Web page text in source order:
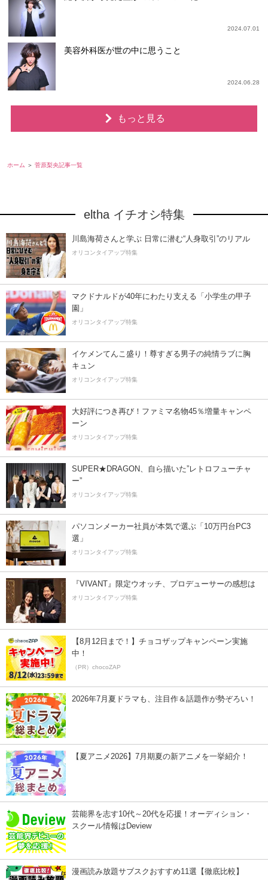
2024.07.01
美容外科医が世の中に思うこと
2024.06.28
もっと見る
ホーム 菅原梨央記事一覧
eltha イチオシ特集
川島海荷さんと学ぶ 日常に潜む“人身取引”のリアル
オリコンタイアップ特集
マクドナルドが40年にわたり支える「小学生の甲子
園」
オリコンタイアップ特集
イケメンてんこ盛り！尊すぎる男子の純情ラブに胸
キュン
オリコンタイアップ特集
大好評につき再び！ファミマ名物45％増量キャンペ
ーン
オリコンタイアップ特集
SUPER★DRAGON、自ら描いた”レトロフューチャ
ー”
オリコンタイアップ特集
パソコンメーカー社員が本気で選ぶ「10万円台PC3
選」
オリコンタイアップ特集
『VIVANT』限定ウオッチ、プロデューサーの感想は
オリコンタイアップ特集
【8月12日まで！】チョコザップキャンペーン実施
中！
（PR）chocoZAP
2026年7月夏ドラマも、注目作＆話題作が勢ぞろい！
【夏アニメ2026】7月期夏の新アニメを一挙紹介！
芸能界を志す10代～20代を応援！オーディション・
スクール情報はDeview
漫画読み放題サブスクおすすめ11選【徹底比較】